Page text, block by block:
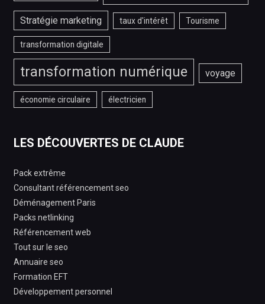
Stratégie marketing taux d'intérêt Tourisme
transformation digitale
transformation numérique voyage
économie circulaire électricien
LES DÉCOUVERTES DE CLAUDE
Pack extrême
Consultant référencement seo
Déménagement Paris
Packs netlinking
Référencement web
Tout sur le seo
Annuaire seo
Formation EFT
Développement personnel